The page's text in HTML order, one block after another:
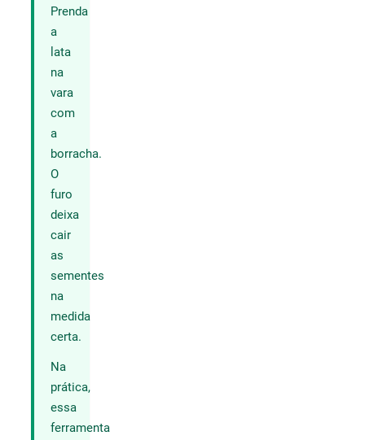
Prenda
a
lata
na
vara
com
a
borracha.
O
furo
deixa
cair
as
sementes
na
medida
certa.
Na
prática,
essa
ferramenta